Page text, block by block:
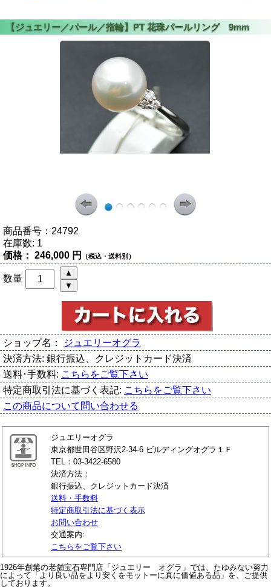
商品番号： 24792
在庫数: 1
価格： 246,000 円 （税込・送料別）
数量
ショップ名：
ジュエリーオグラ
決済方法: 銀行振込、クレジットカード決済
送料･手数料: こちらをご覧下さい
特定商取引法に基づく表記: こちらをご覧下さい
この商品について問い合わせる
ジュエリーオグラ
東京都世田谷区野沢2-34-6 ビルディングオグラ１Ｆ
TEL：03-3422-6580
決済方法：
銀行振込、クレジットカード決済
送料・手数料
特定商取引法に基づく表示
お問い合わせ
交通案内:
こちらをご覧下さい
1926年創業の老舗宝石専門店「ジュエリー オグラ」では、たゆみない努力
によって「より良い品をより安くをモットーに真に価値ある品」を、ご提供
しております。